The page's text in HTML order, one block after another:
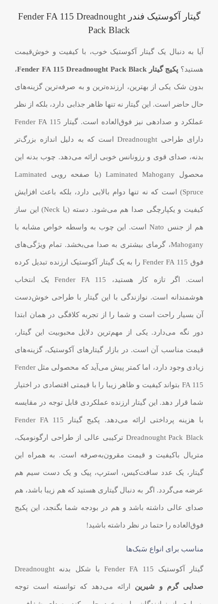
گیتار آکوستیک فندر Fender FA 115 Dreadnought
Pack Black
آیا به دنبال یک گیتار آکوستیک خوب، با کیفیت و خوش‌قیمت
هستید؟ پکیج گیتار Fender FA 115 Dreadnought Pack Black ،
بدون شک یکی از بهترین، ارزنده‌ترین و به صرفه‌ترین گزینه‌های
حال حاضر است. این گیتار نه تنها ظاهر جذابی دارد، بلکه از نظر
عملکرد و صدادهی نیز فوق‌العاده است. گیتار Fender FA 115
دارای طراحی Dreadnought است که به دلیل اندازه بزرگ‌تر
بدنه، صدای قوی و رزونانس خوبی ارائه می‌دهد. چوب بدنه این
محصول Laminated Mahogany (با صفحه رویی Laminated
Spruce) است که نه تنها دوام بالایی دارد، بلکه باعث افزایش
کیفیت و یکپارچگی صدا هم می‌شود. دسته (یا Neck) این ساز
هم از جنس Nato است. این چوب به واسطه خواص مشابه با
Mahogany، گرمای بیشتری به صدا می‌بخشد. تمام ویژگی‌های
فوق Fender FA 115 را به یک گیتار آکوستیک ارزنده تبدیل کرده
است. اگر تازه کار هستید، Fender FA 115 یک انتخاب
هوشمندانه است. نوازندگی با این گیتار با طراحی خوش‌دست
آن بسیار راحت است و شما را از تجربه کلافگی در همان ابتدا
دور نگه می‌دارد. یکی از مهم‌ترین دلایل محبوبیت این گیتار،
قیمت مناسب آن است. در بازار گیتارهای آکوستیک، گزینه‌های
زیادی وجود دارد، اما کمتر پیش می‌آید که محصولی مثل Fender
FA 115 بتواند کیفیت و ظاهر زیبا را با قیمتی اقتصادی در اختیار
شما قرار دهد. این گیتار ارزنده‌ عملکردی قابل توجه در مقایسه
با هزینه پرداختی ارائه می‌دهد. پکیج گیتار Fender FA 115
Dreadnought Pack Black ترکیبی عالی از طراحی ارگونومیک،
متریال باکیفیت و قیمت مقرون‌به‌صرفه است. به همراه این
گیتار، یک عدد سافت‌کیس، استرپ، پیک و یک دست سیم هم
عرضه می‌گردد. اگر به دنبال گیتاری هستید که هم زیبا باشد، هم
صدای عالی داشته باشد و هم در بودجه شما بگنجد، این پکیج
فوق‌العاده را حتما در نظر داشته باشید!
مناسب برای انواع سَبک‌ها
گیتار آکوستیک Fender FA 115 با شکل بدنه Dreadnought
صدایی گرم و شیرین ارائه می‌دهد که توانسته است توجه